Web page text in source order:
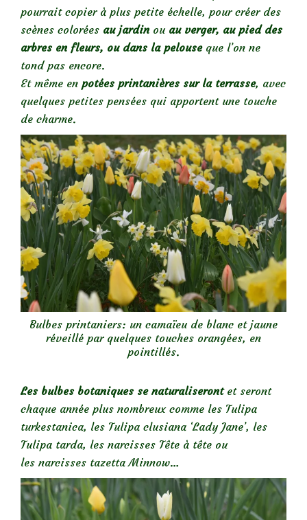
pourrait copier à plus petite échelle, pour créer des
scènes colorées au jardin ou au verger, au pied des
arbres en fleurs, ou dans la pelouseque l’on ne
tond pas encore.
Et même en potées printanières sur la terrasse, avec
quelques petites pensées qui apportent une touche
de charme.
Bulbes printaniers: un camaïeu de blanc et jaune
réveillé par quelques touches orangées, en
pointillés.
Les bulbes botaniques se naturaliserontet seront
chaque année plus nombreux comme les Tulipa
turkestanica, les Tulipa clusiana ‘Lady Jane’, les
Tulipa tarda, les narcisses Tête à tête ou
les narcisses tazetta Minnow…